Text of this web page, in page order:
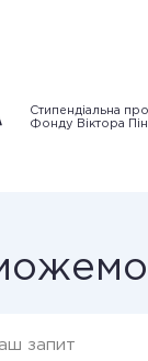
Стипендіальна
Фонду Віктора